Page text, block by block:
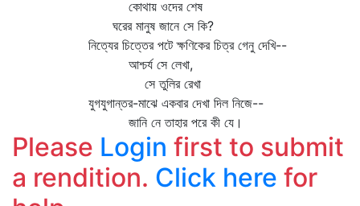
কোথায় ওদের শেষ
ঘরের মানুষ জানে সে কি?
নিত্যের চিত্তের পটে ক্ষণিকের চিত্র গেনু দেখি--
আশ্চর্য সে লেখা,
সে তুলির রেখা
যুগযুগান্তর-মাঝে একবার দেখা দিল নিজে--
জানি নে তাহার পরে কী যে।
Please Login first to submit
a rendition. Click here for